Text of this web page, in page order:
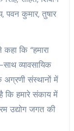
पवन कुमार, तुषार
कि “हमारा
साथ व्यावसायिक
अग्रणी संस्थानों में
है कि हमारे संकाय में
उद्योग जगत की